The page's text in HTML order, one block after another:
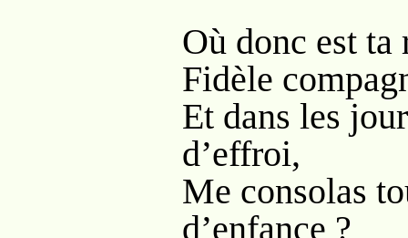
Où donc est
Fidèle
Et dans les
d’effroi,
Me consolas
d’enfance ?